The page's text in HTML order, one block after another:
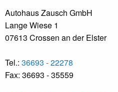
Autohaus Zausch GmbH
Lange Wiese 1
07613 Crossen an der Elster
Tel.: 36693 - 22278
Fax: 36693 - 35559